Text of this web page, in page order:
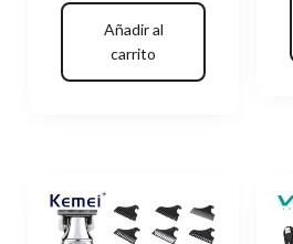
Añadir al
carrito